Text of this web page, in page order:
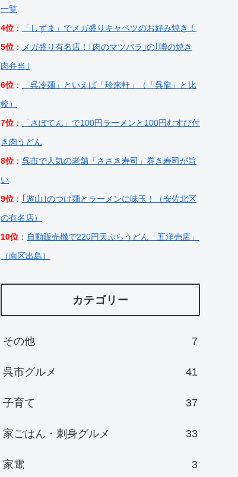
一覧
4位 ：
「しずま」でメガ盛りキャベツのお好み焼き！
5位 ：
メガ盛り有名店！｢肉のマツバラ｣の｢噂の焼き
肉弁当｣
6位 ：
「呉冷麺」といえば「珍来軒」（「呉龍」と比
較）
7位 ：
「さぼてん」で100円ラーメンと100円むすび付
き肉うどん
8位 ： 呉市で人気の老舗「ささき寿司」巻き寿司が旨
い
9位 ：
｢遊山｣のつけ麺とラーメンに味玉！（安佐北区
の有名店）
10位 ： 自動販売機で220円天ぷらうどん「五洋売店」
（南区出島）
カテゴリー
その他 7
呉市グルメ 41
子育て 37
家ごはん・刺身グルメ 33
家電 3